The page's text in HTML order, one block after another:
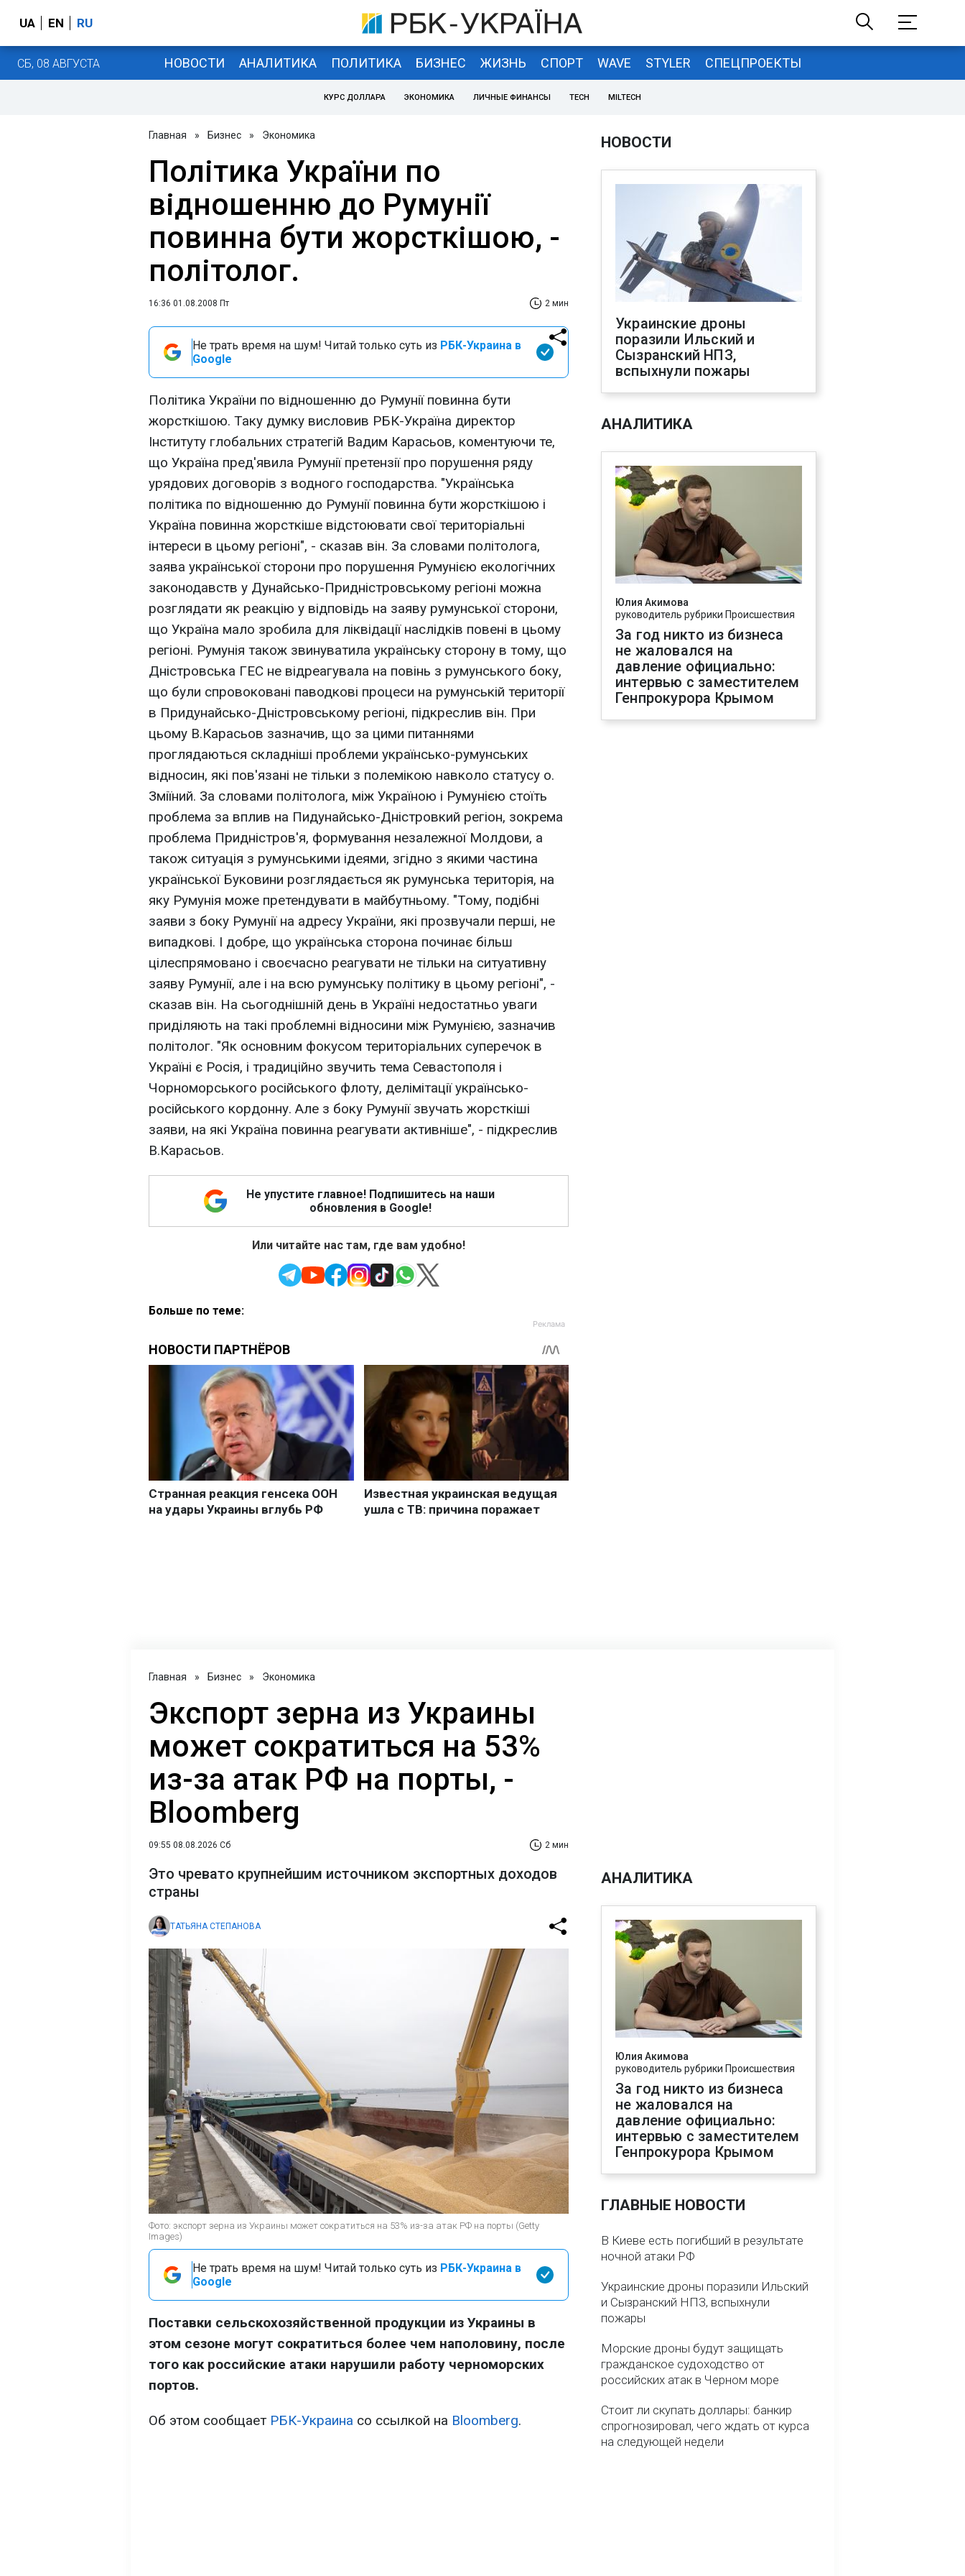
UA EN RU
СБ, 08 АВГУСТА НОВОСТИ АНАЛИТИКА ПОЛИТИКА БИЗНЕС ЖИЗНЬ СПОРТ WAVE STYLER СПЕЦПРОЕКТЫ
КУРС ДОЛЛАРА ЭКОНОМИКА ЛИЧНЫЕ ФИНАНСЫ TECH MILTECH
Главная » Бизнес » Экономика
Політика України по
відношенню до Румунії
повинна бути жорсткішою, -
політолог.
16:36 01.08.2008 Пт 2 мин
Не трать время на шум! Читай только суть из РБК-Украина в
Google
Політика України по відношенню до Румунії повинна бути
жорсткішою. Таку думку висловив РБК-Україна директор
Інституту глобальних стратегій Вадим Карасьов, коментуючи те,
що Україна пред'явила Румунії претензії про порушення ряду
урядових договорів з водного господарства. "Українська
політика по відношенню до Румунії повинна бути жорсткішою і
Україна повинна жорсткіше відстоювати свої територіальні
інтереси в цьому регіоні", - сказав він. За словами політолога,
заява української сторони про порушення Румунією екологічних
законодавств у Дунайсько-Придністровському регіоні можна
розглядати як реакцію у відповідь на заяву румунської сторони,
що Україна мало зробила для ліквідації наслідків повені в цьому
регіоні. Румунія також звинуватила українську сторону в тому, що
Дністровська ГЕС не відреагувала на повінь з румунського боку,
що були спровоковані паводкові процеси на румунській території
в Придунайсько-Дністровському регіоні, підкреслив він. При
цьому В.Карасьов зазначив, що за цими питаннями
проглядаються складніші проблеми українсько-румунських
відносин, які пов'язані не тільки з полемікою навколо статусу о.
Зміїний. За словами політолога, між Україною і Румунією стоїть
проблема за вплив на Пидунайсько-Дністровкий регіон, зокрема
проблема Придністров'я, формування незалежної Молдови, а
також ситуація з румунськими ідеями, згідно з якими частина
української Буковини розглядається як румунська територія, на
яку Румунія може претендувати в майбутньому. "Тому, подібні
заяви з боку Румунії на адресу України, які прозвучали перші, не
випадкові. І добре, що українська сторона починає більш
цілеспрямовано і своєчасно реагувати не тільки на ситуативну
заяву Румунії, але і на всю румунську політику в цьому регіоні", -
сказав він. На сьогоднішній день в Україні недостатньо уваги
приділяють на такі проблемні відносини між Румунією, зазначив
політолог. "Як основним фокусом територіальних суперечок в
Україні є Росія, і традиційно звучить тема Севастополя і
Чорноморського російського флоту, делімітації українсько-
російського кордонну. Але з боку Румунії звучать жорсткіші
заяви, на які Україна повинна реагувати активніше", - підкреслив
В.Карасьов.
Не упустите главное! Подпишитесь на наши
обновления в Google!
Или читайте нас там, где вам удобно!
Больше по теме:
НОВОСТИ
Украинские дроны
поразили Ильский и
Сызранский НПЗ,
вспыхнули пожары
АНАЛИТИКА
Юлия Акимова
руководитель рубрики Происшествия
За год никто из бизнеса
не жаловался на
давление официально:
интервью с заместителем
Генпрокурора Крымом
Главная » Бизнес » Экономика
Экспорт зерна из Украины
может сократиться на 53%
из-за атак РФ на порты, -
Bloomberg
09:55 08.08.2026 Сб 2 мин
Это чревато крупнейшим источником экспортных доходов
страны
ТАТЬЯНА СТЕПАНОВА
Фото: экспорт зерна из Украины может сократиться на 53% из-за атак РФ на порты (Getty
Images)
Не трать время на шум! Читай только суть из РБК-Украина в
Google
Поставки сельскохозяйственной продукции из Украины в
этом сезоне могут сократиться более чем наполовину, после
того как российские атаки нарушили работу черноморских
портов.
Об этом сообщает РБК-Украина со ссылкой на Bloomberg.
АНАЛИТИКА
Юлия Акимова
руководитель рубрики Происшествия
За год никто из бизнеса
не жаловался на
давление официально:
интервью с заместителем
Генпрокурора Крымом
ГЛАВНЫЕ НОВОСТИ
В Киеве есть погибший в результате
ночной атаки РФ
Украинские дроны поразили Ильский
и Сызранский НПЗ, вспыхнули
пожары
Морские дроны будут защищать
гражданское судоходство от
российских атак в Черном море
Стоит ли скупать доллары: банкир
спрогнозировал, чего ждать от курса
на следующей недели